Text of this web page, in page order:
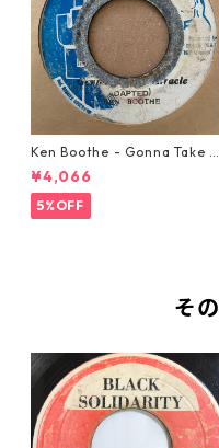
Ken Boothe - Gonna Take A
Miracle【7-21362】
¥4,066
5%OFF
そ